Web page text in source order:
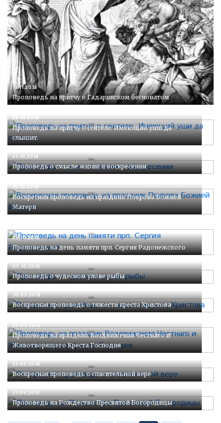
11.11.2018
Проповедь на притчу о Гадаринском бесноватом
28.10.2018
Проповедь на притчу о сеятеле. Имеющий уши да
слышит.
21.10.2018
Проповедь о смысле жизни и воскресении
15.10.2018
Воскресная проповедь на праздник Покрова Божией
Матери
08.10.2018
Проповедь на день памяти прп. Сергия Радонежского
07.10.2018
Проповедь о чудесном улове рыбы
30.09.2018
Воскресная проповедь о тяжести креста Христова
27.09.2018
Проповедь на праздник Воздвижения Честнаго и
Животворящего Креста Господня
23.09.2018
Воскресная проповедь о спасительной вере
21.09.2018
Проповедь на Рождество Пресвятой Богородицы